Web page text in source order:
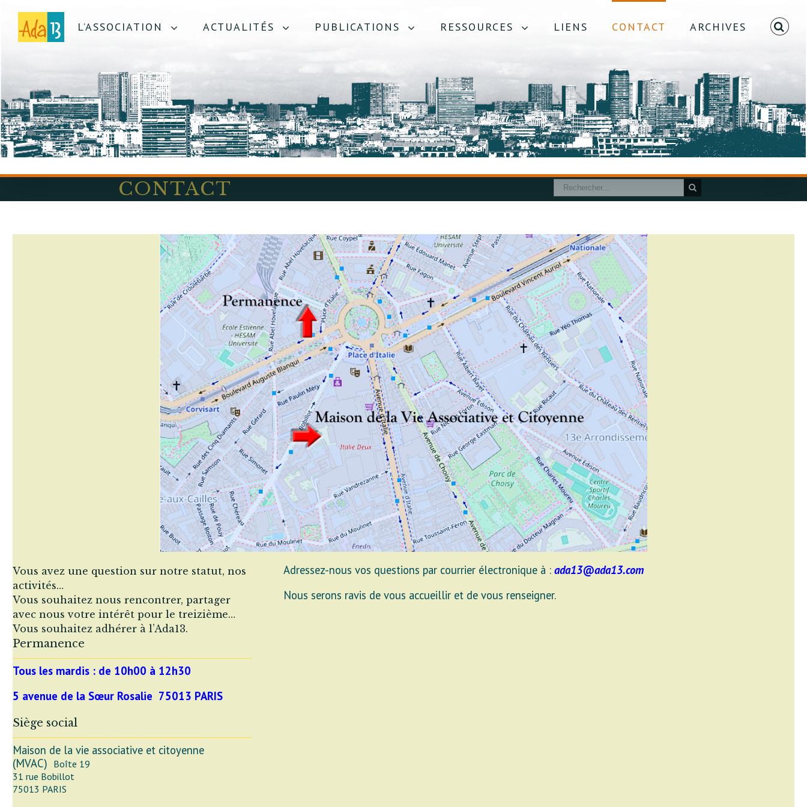
L’ASSOCIATION ACTUALITÉS PUBLICATIONS RESSOURCES LIENS CONTACT ARCHIVES
CONTACT
Vous avez une question sur notre statut, nos
activités…
Vous souhaitez nous rencontrer, partager
avec nous votre intérêt pour le treizième…
Vous souhaitez adhérer à l’Ada13.
Permanence
Tous les mardis : de 10h00 à 12h30
5 avenue de la Sœur Rosalie 75013 PARIS
Siège social
Maison de la vie associative et citoyenne
(MVAC) Boîte 19
31 rue Bobillot
75013 PARIS
Adressez-nous vos questions par courrier électronique à :ada13@ada13.com
Nous serons ravis de vous accueillir et de vous renseigner.